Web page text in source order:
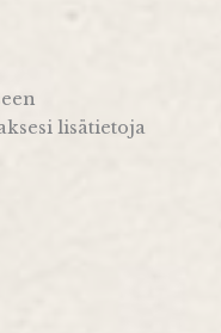
lisätietoja